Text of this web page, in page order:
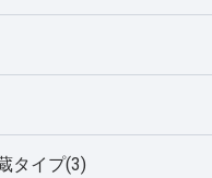
タイプ(3)